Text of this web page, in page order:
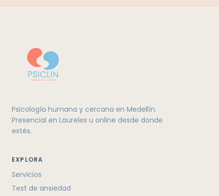
Psicología humana y cercana en Medellín.
Presencial en Laureles u online desde donde
estés.
EXPLORA
Servicios
Test de ansiedad